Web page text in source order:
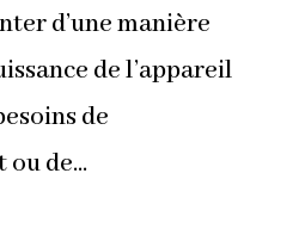
d’une manière
de l’appareil
de
de...